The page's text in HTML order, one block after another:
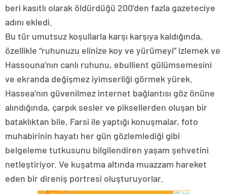
beri kasıtlı olarak öldürdüğü 200’den fazla gazeteciye
adını ekledi.
Bu tür umutsuz koşullarla karşı karşıya kaldığında,
özellikle “ruhunuzu elinize koy ve yürümeyi” izlemek ve
Hassouna’nın canlı ruhunu, ebullient gülümsemesini
ve ekranda değişmez iyimserliği görmek yürek.
Hassea’nın güvenilmez internet bağlantısı göz önüne
alındığında, çarpık sesler ve piksellerden oluşan bir
bataklıktan bile, Farsi ile yaptığı konuşmalar, foto
muhabirinin hayatı her gün gözlemlediği gibi
belgeleme tutkusunu bilgilendiren yaşam şehvetini
netleştiriyor. Ve kuşatma altında muazzam hareket
eden bir direniş portresi oluşturuyorlar.